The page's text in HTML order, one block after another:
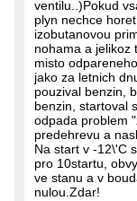
ventilu..)Pokud
plyn nechce
izobutanovou
nohama a jelikoz
misto
jako za letnich
pouzival benzin,
benzin, startoval
odpada problem
predehrevu a
Na start v -12\'C
pro 10startu,
ve stanu a v
nulou.Zdar!